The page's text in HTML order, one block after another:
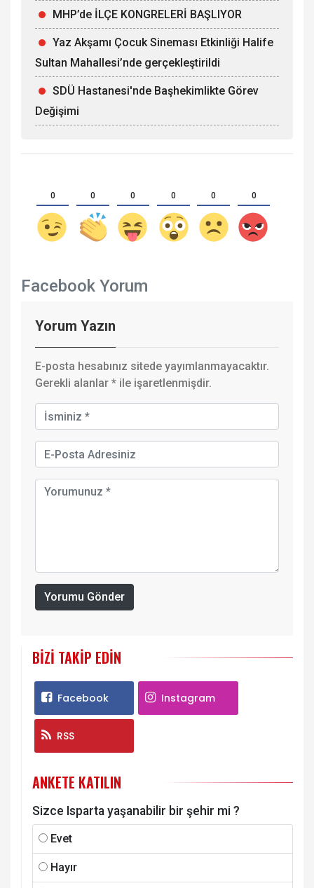
MHP’de İLÇE KONGRELERİ BAŞLIYOR
Yaz Akşamı Çocuk Sineması Etkinliği Halife
Sultan Mahallesi’nde gerçekleştirildi
SDÜ Hastanesi'nde Başhekimlikte Görev
Değişimi
0 0 0 0 0 0
Facebook Yorum
Yorum Yazın
E-posta hesabınız sitede yayımlanmayacaktır.
Gerekli alanlar * ile işaretlenmişdir.
Yorumu Gönder
BIZI TAKIP EDIN
Facebook Instagram
RSS
ANKETE KATILIN
Sizce Isparta yaşanabilir bir şehir mi ?
Evet
Hayır